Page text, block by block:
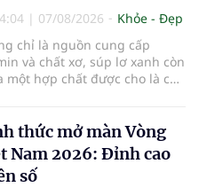
đình, nhà trường và ngành
để bảo vệ đôi mắt của thế hệ
lai.
| 07/08/2026
Khỏe - Đẹp
chỉ là nguồn cung cấp
và chất xơ, súp lơ xanh còn
một hợp chất được cho là có
thức mở màn Vòng
Nam 2026: Đỉnh cao
số